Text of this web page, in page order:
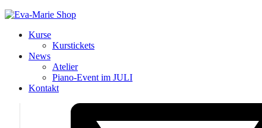
Kurse
Kurstickets
News
Atelier
Piano-Event im JULI
Kontakt